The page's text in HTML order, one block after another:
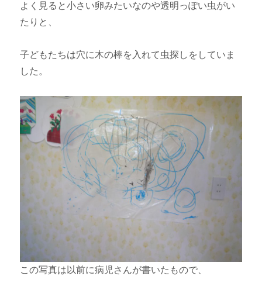
よく見ると小さい卵みたいなのや透明っぽい虫がい
たりと、
子どもたちは穴に木の棒を入れて虫探しをしていま
した。
この写真は以前に病児さんが書いたもので、